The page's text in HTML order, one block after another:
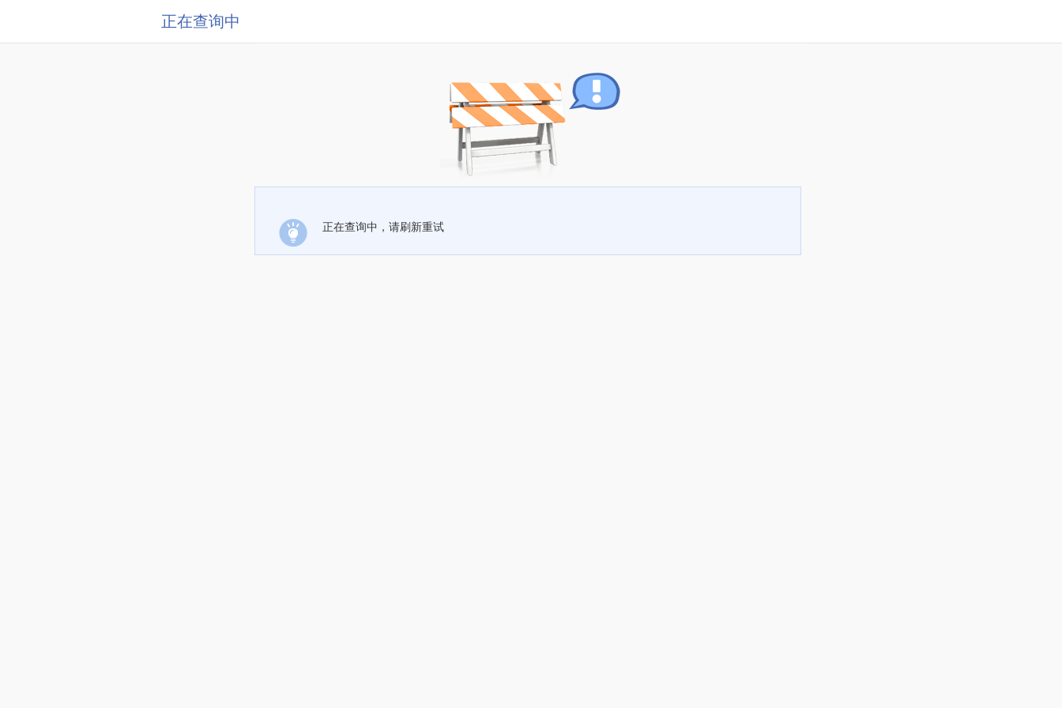
正在查询中
正在查询中，请刷新重试